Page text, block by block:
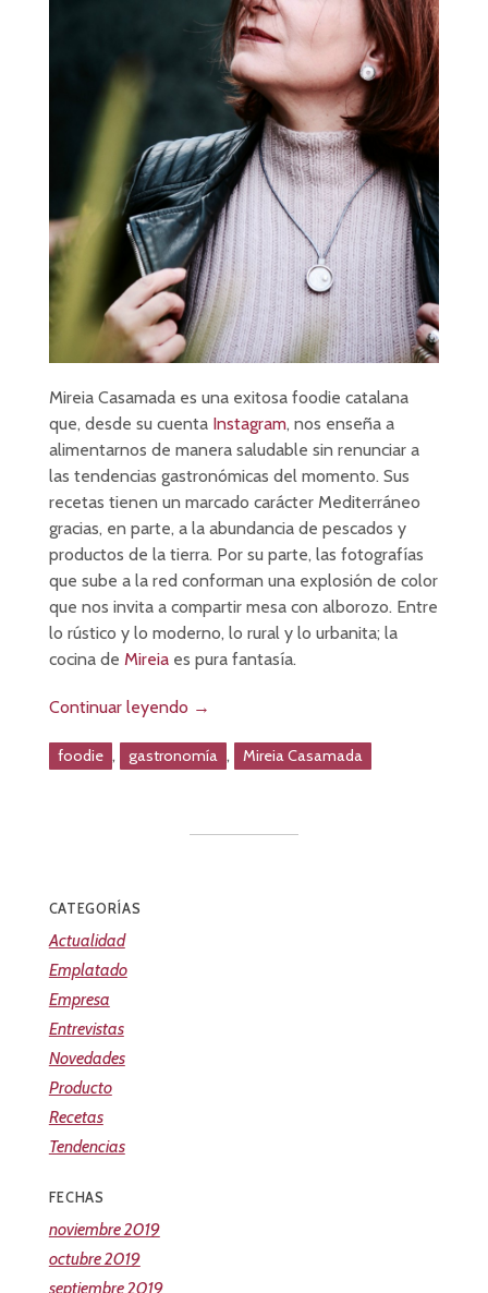
Mireia Casamada es una exitosa foodie catalana
que, desde su cuenta Instagram, nos enseña a
alimentarnos de manera saludable sin renunciar a
las tendencias gastronómicas del momento. Sus
recetas tienen un marcado carácter Mediterráneo
gracias, en parte, a la abundancia de pescados y
productos de la tierra. Por su parte, las fotografías
que sube a la red conforman una explosión de color
que nos invita a compartir mesa con alborozo. Entre
lo rústico y lo moderno, lo rural y lo urbanita; la
cocina de Mireiaes pura fantasía.
Continuar leyendo →
foodie , gastronomía , Mireia Casamada
CATEGORÍAS
Actualidad
Emplatado
Empresa
Entrevistas
Novedades
Producto
Recetas
Tendencias
FECHAS
noviembre 2019
octubre 2019
septiembre 2019